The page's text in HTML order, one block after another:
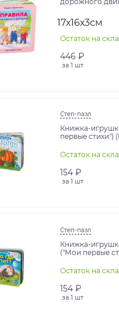
17х16х3см
Остаток на
446 ₽
за 1 шт
Степ-пазл
Книжка-
первые стихи")
Остаток на
154 ₽
за 1 шт
Степ-пазл
Книжка-
("Мои первые
Остаток на
154 ₽
за 1 шт